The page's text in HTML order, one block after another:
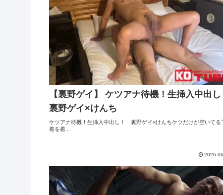
【裏野ゲイ】 ケツアナ待機！生挿入中出し
裏野ゲイ×けんち
ケツアナ待機！生挿入中出し！ 裏野ゲイ×けんちケツだけが空いてる
着を着...